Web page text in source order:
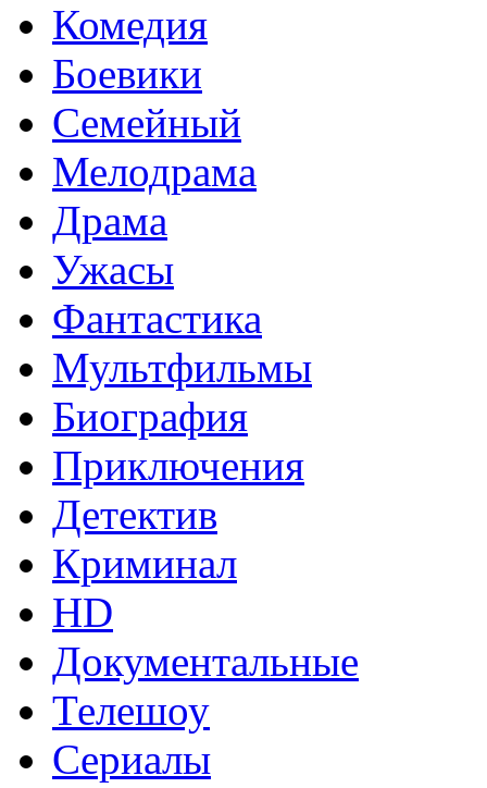
Комедия
Боевики
Семейный
Мелодрама
Драма
Ужасы
Фантастика
Мультфильмы
Биография
Приключения
Детектив
Криминал
HD
Документальные
Телешоу
Сериалы